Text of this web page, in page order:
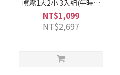
噴霧1大2小 3入組(午時水
PLUS噴霧300g＋噴霧
70gX2) (艾草噴霧/除穢/平
安/淨化/艾草/芙蓉/抹草)｜美
NT$1,099
NT$2,697